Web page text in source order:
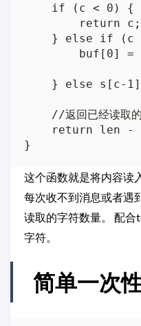
    if (c < 0) {
        return c;
} else if (c
buf[0] =
} else s[c-
//返回已经读取
return len -
这个函数就是将内容读
每次收不到消息或者遇
读取的字符数量。 配
字符。
简单一次